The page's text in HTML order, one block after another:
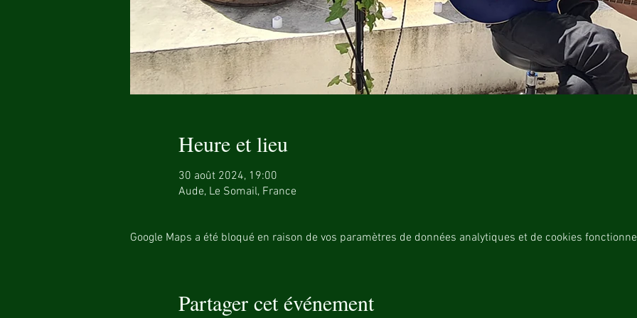
Heure et lieu
30 août 2024, 19:00
Aude, Le Somail, France
Google Maps a été bloqué en raison de vos paramètres de données analytiques et de cookies
Partager cet événement